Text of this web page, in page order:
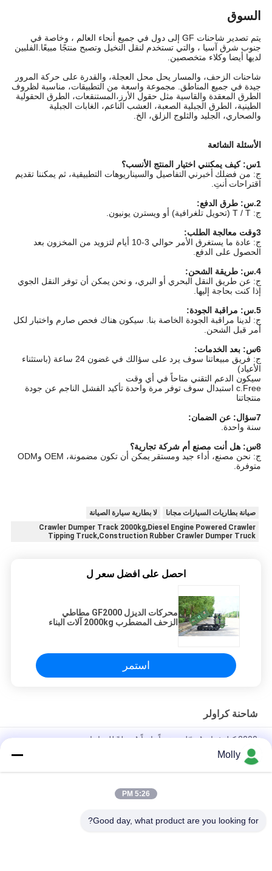
السوق
يتم تصدير شاحنات GF إلى دول في جميع أنحاء العالم ، وخاصة في
جنوب شرق آسيا ، والتي تستخدم لنقل النخيل وتصبح منتجًا مبيعًا.الفلبين
لديها أيضا وكلاء متخصصين.
شاحنات الزحف، والمسار يحل محل العجلة، والقدرة على حركة المرور
جيدة في جميع المناطق. مجموعة واسعة من التطبيقات، مناسبة لظروف
الطرق المعقدة والقاسية مثل حقول الأرز،المستنقعات، الطرق الحقولية
الطينية، الطرق الجبلية الصعبة، العشب الناعم، الغابات الجبلية
والصحاري، الجليد والثلوج الزلق، الخ.
الأسئلة الشائعة
1س: كيف يمكنني اختيار المنتج الأنسب؟
ج: من فضلك أخبرني التفاصيل والسيناريوهات التطبيقية، ثم يمكننا تقديم
اقتراحات أنتِ.
2.س: طرق الدفع:
ج: T / T (تحويل تلغرافية) أو ويسترن يونيون.
3وقت معالجة الطلب:
ج: عادة ما يستغرق الأمر حوالي 3-10 أيام لتزويد من المخزون بعد
الحصول على الدفع.
4.س: طريقة الشحن:
ج: عن طريق النقل البحري أو البري، و نحن يمكن أن توفر النقل الجوي
إذا كنت بحاجة إليها.
5.س: مراقبة الجودة:
ج: لدينا مراقبة الجودة الخاصة بنا. سيكون هناك فحص صارم واختبار لكل
أمر قبل الشحن.
6س: بعد الخدمات:
ج: فريق مبيعاتنا سوف يرد على سؤالك في غضون 24 ساعة (باستثناء
الأعياد)
سيكون الدعم التقني متاحاً في أي وقت
c.Free استبدال سوف توفر مرة واحدة تأكيد الفشل الناجم عن جودة
منتجاتنا
7سؤال: عن الضمان:
سنة واحدة.
8س: هل أنت مصنع أم شركة تجارية؟
ج: نحن مصنع، أداء جيد ومستقر
يمكن أن تكون مضمونة، OEM وODM
متوفرة.
صيانة بطاريات السيارات مجانا
لا بطارية سيارة الصيانة
Crawler Dumper Track 2000kg,Diesel Engine Powered Crawler
Tipping Truck,Construction Rubber Crawler Dumper Truck
احصل على افضل سعر ل
محركات الديزل GF2000 مطاطي
الزحف المضطرب 2000kg آلات البناء
استمر
شاحنة كراولر
2000 كيلوغرام مُحمّل صغيراً دائماً مُحملةً للدراجات
4 طن التخلص الجانبي المتعقّب المتعقّب المواد الثقيلة النقل آلات
الغابات
Molly
5:26 PM
Good day, what product are you looking for?